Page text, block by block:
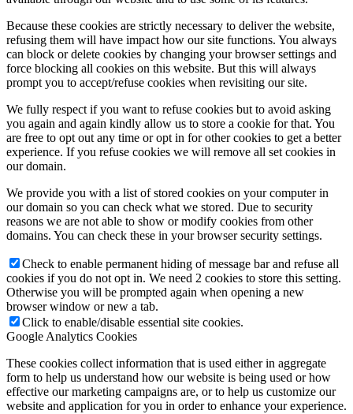
Because these cookies are strictly necessary to deliver the website,
refusing them will have impact how our site functions. You always
can block or delete cookies by changing your browser settings and
force blocking all cookies on this website. But this will always
prompt you to accept/refuse cookies when revisiting our site.
We fully respect if you want to refuse cookies but to avoid asking
you again and again kindly allow us to store a cookie for that. You
are free to opt out any time or opt in for other cookies to get a better
experience. If you refuse cookies we will remove all set cookies in
our domain.
We provide you with a list of stored cookies on your computer in
our domain so you can check what we stored. Due to security
reasons we are not able to show or modify cookies from other
domains. You can check these in your browser security settings.
Check to enable permanent hiding of message bar and refuse all
cookies if you do not opt in. We need 2 cookies to store this setting.
Otherwise you will be prompted again when opening a new
browser window or new a tab.
Click to enable/disable essential site cookies.
Google Analytics Cookies
These cookies collect information that is used either in aggregate
form to help us understand how our website is being used or how
effective our marketing campaigns are, or to help us customize our
website and application for you in order to enhance your experience.